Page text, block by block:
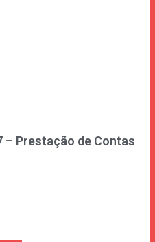
– Prestação de Contas